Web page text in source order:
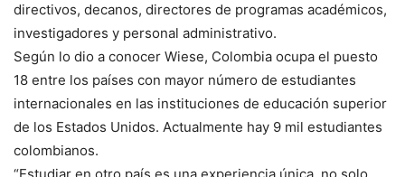
directivos, decanos, directores de programas académicos,
investigadores y personal administrativo.
Según lo dio a conocer Wiese, Colombia ocupa el puesto
18 entre los países con mayor número de estudiantes
internacionales en las instituciones de educación superior
de los Estados Unidos. Actualmente hay 9 mil estudiantes
colombianos.